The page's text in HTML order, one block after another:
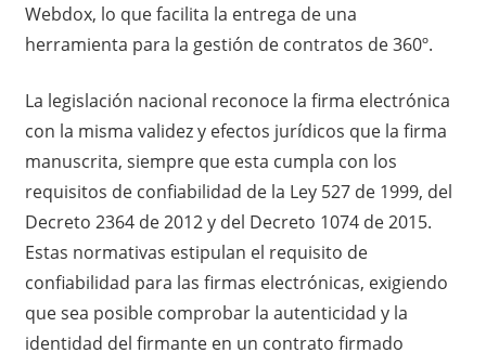
Webdox, lo que facilita la entrega de una
herramienta para la gestión de contratos de 360º.
La legislación nacional reconoce la firma electrónica
con la misma validez y efectos jurídicos que la firma
manuscrita, siempre que esta cumpla con los
requisitos de confiabilidad de la Ley 527 de 1999, del
Decreto 2364 de 2012 y del Decreto 1074 de 2015.
Estas normativas estipulan el requisito de
confiabilidad para las firmas electrónicas, exigiendo
que sea posible comprobar la autenticidad y la
identidad del firmante en un contrato firmado